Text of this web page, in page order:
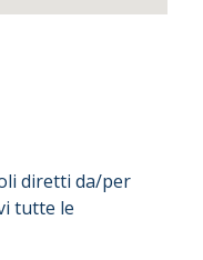
diretti da/per
tutte le